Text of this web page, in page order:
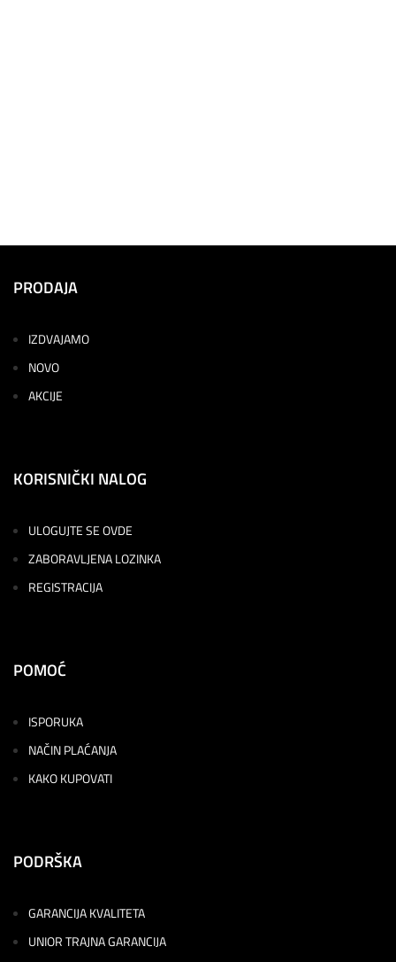
PRODAJA
IZDVAJAMO
NOVO
AKCIJE
KORISNIČKI NALOG
ULOGUJTE SE OVDE
ZABORAVLJENA LOZINKA
REGISTRACIJA
POMOĆ
ISPORUKA
NAČIN PLAĆANJA
KAKO KUPOVATI
PODRŠKA
GARANCIJA KVALITETA
UNIOR TRAJNA GARANCIJA